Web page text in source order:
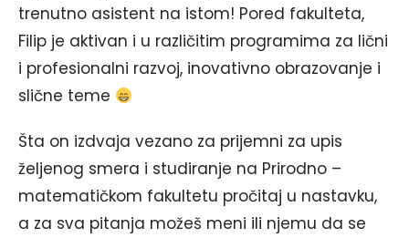
trenutno asistent na istom! Pored fakulteta,
Filip je aktivan i u različitim programima za lični
i profesionalni razvoj, inovativno obrazovanje i
slične teme
Šta on izdvaja vezano za prijemni za upis
željenog smera i studiranje na Prirodno –
matematičkom fakultetu pročitaj u nastavku,
a za sva pitanja možeš meni ili njemu da se